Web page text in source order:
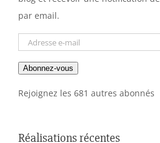
par email.
Adresse
mail
Abonnez-vous
Rejoignez les 681 autres abonnés
Réalisations récentes